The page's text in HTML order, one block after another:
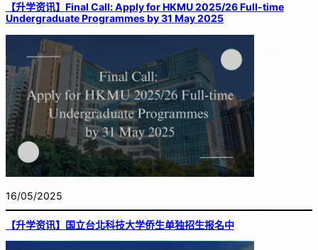
【升学资讯】Final Call: Apply for HKMU 2025/26 Full-time
Undergraduate Programmes by 31 May 2025
16/05/2025
【升学资讯】国立台北科技大学侨生单独招生报名中